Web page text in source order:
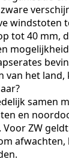
windstoten
tot 40 mm,
van het
samen
en
Voor ZW
afwachten,